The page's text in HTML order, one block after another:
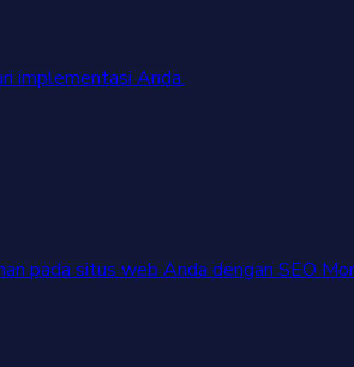
implementasi Anda.
pada situs web Anda dengan SEO